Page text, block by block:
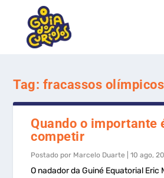
Tag: fracassos olímpicos
Quando o importante
competir
Postado por Marcelo Duarte |10 ago,
O nadador da Guiné Equatorial Eric